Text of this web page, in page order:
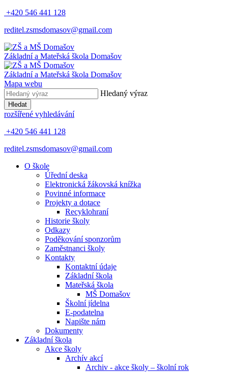
+420 546 441 128
reditel.zsmsdomasov@gmail.com
Základní a Mateřská škola Domašov
Základní a Mateřská škola Domašov
Mapa webu
Hledaný výraz
Hledat
rozšířené vyhledávání
+420 546 441 128
reditel.zsmsdomasov@gmail.com
O škole
Úřední deska
Elektronická žákovská knížka
Povinné informace
Projekty a dotace
Recyklohraní
Historie školy
Odkazy
Poděkování sponzorům
Zaměstnanci školy
Kontakty
Kontaktní údaje
Základní škola
Mateřská škola
MŠ Domašov
Školní jídelna
E-podatelna
Napište nám
Dokumenty
Základní škola
Akce školy
Archív akcí
Archiv - akce školy – školní rok